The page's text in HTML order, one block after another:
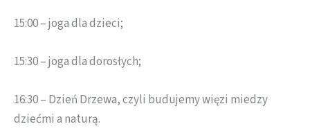
15:00 – joga dla dzieci;
15:30 – joga dla dorosłych;
16:30 – Dzień Drzewa, czyli budujemy więzi miedzy
dziećmi a naturą.